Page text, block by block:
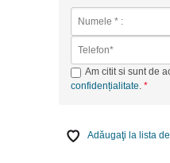
Am citit si sunt de
confidențialitate.
Adăugaţi la lista